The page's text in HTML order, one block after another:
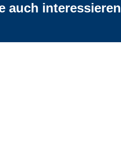
auch interessieren